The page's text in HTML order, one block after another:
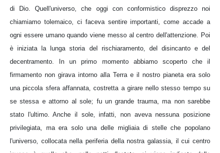
di Dio. Quell'universo, che oggi con conformistico disprezzo noi
chiamiamo tolemaico, ci faceva sentire importanti, come accade a
ogni essere umano quando viene messo al centro dell'attenzione. Poi
è iniziata la lunga storia del rischiaramento, del disincanto e del
decentramento. In un primo momento abbiamo scoperto che il
firmamento non girava intorno alla Terra e il nostro pianeta era solo
una piccola sfera affannata, costretta a girare nello stesso tempo su
se stessa e attorno al sole; fu un grande trauma, ma non sarebbe
stato l'ultimo. Anche il sole, infatti, non aveva nessuna posizione
privilegiata, ma era solo una delle migliaia di stelle che popolano
l'universo, collocata nella periferia della nostra galassia, il cui centro